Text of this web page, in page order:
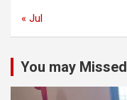
« Jul
You may Missed